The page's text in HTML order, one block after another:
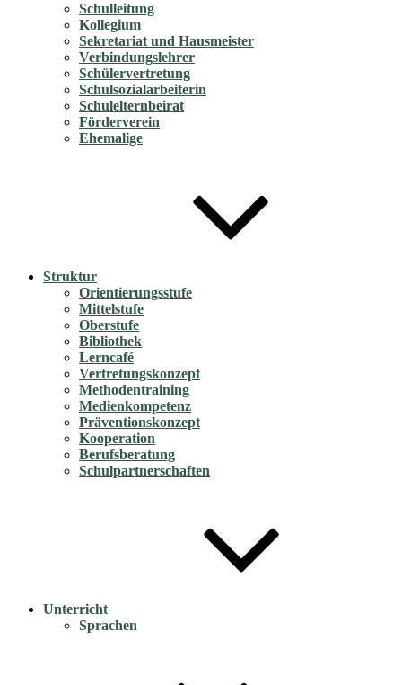
Schulleitung
Kollegium
Sekretariat und Hausmeister
Verbindungslehrer
Schülervertretung
Schulsozialarbeiterin
Schulelternbeirat
Förderverein
Ehemalige
Struktur
Orientierungsstufe
Mittelstufe
Oberstufe
Bibliothek
Lerncafé
Vertretungskonzept
Methodentraining
Medienkompetenz
Präventionskonzept
Kooperation
Berufsberatung
Schulpartnerschaften
Unterricht
Sprachen